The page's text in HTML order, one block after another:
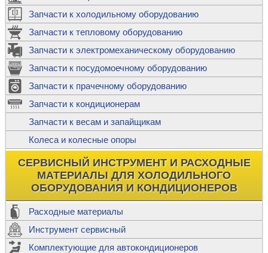
Запчасти к холодильному оборудованию
Запчасти к тепловому оборудованию
Запчасти к электромеханическому оборудованию
Запчасти к посудомоечному оборудованию
Запчасти к прачечному оборудованию
Запчасти к кондиционерам
Запчасти к весам и запайщикам
Колеса и колесные опоры
СЕРВИСНЫЙ ИНСТРУМЕНТ И РАСХОДНЫЕ
МАТЕРИАЛЫ ДЛЯ ХОЛОДИЛЬНОГО
ОБОРУДОВАНИЯ И КОНДИЦИОНЕРОВ
Расходные материалы
Инструмент сервисный
Комплектующие для автокондиционеров